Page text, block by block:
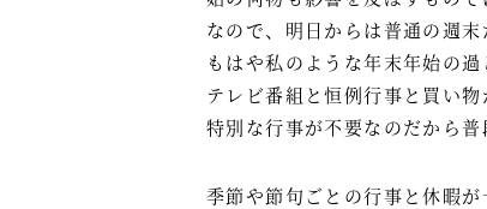
なので、明日からは普通の週
もはや私のような年末年始の
テレビ番組と恒例行事と買い
特別な行事が不要なのだから
季節や節句ごとの行事と休暇